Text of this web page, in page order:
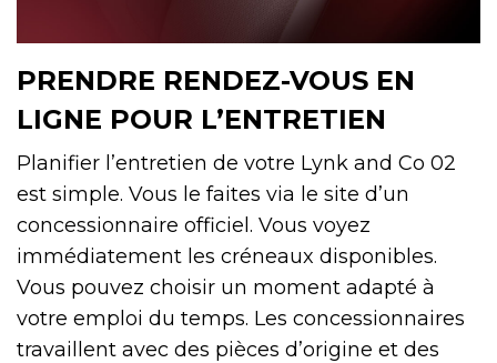
PRENDRE RENDEZ-VOUS EN
LIGNE POUR L’ENTRETIEN
Planifier l’entretien de votre Lynk and Co 02
est simple. Vous le faites via le site d’un
concessionnaire officiel. Vous voyez
immédiatement les créneaux disponibles.
Vous pouvez choisir un moment adapté à
votre emploi du temps. Les concessionnaires
travaillent avec des pièces d’origine et des